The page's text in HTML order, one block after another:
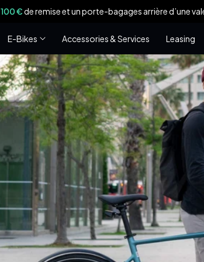
100 €de remise et un porte-bagages arrière d’une
E-Bikes Accessories & Services Leasing